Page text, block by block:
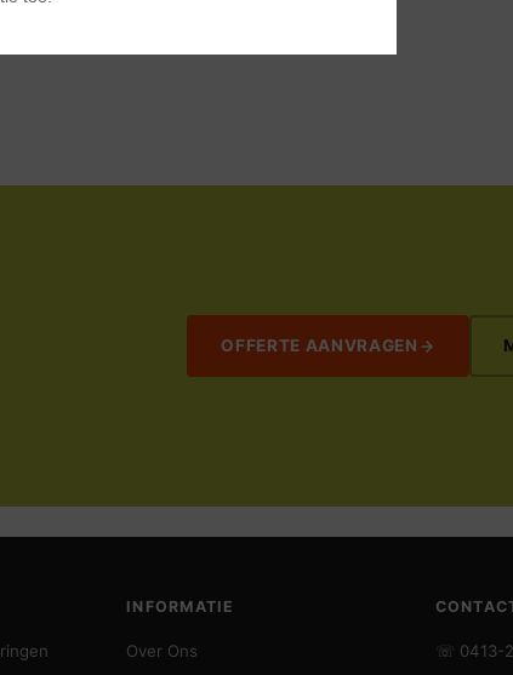
OFFERTE AANVRAGEN
INFORMATIE
Over Ons
☏ 0413-